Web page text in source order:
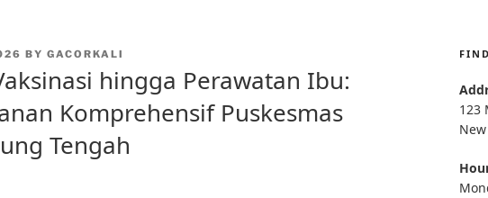
BY GACORKALI
hingga Perawatan Ibu:
Komprehensif Puskesmas
Tengah
123